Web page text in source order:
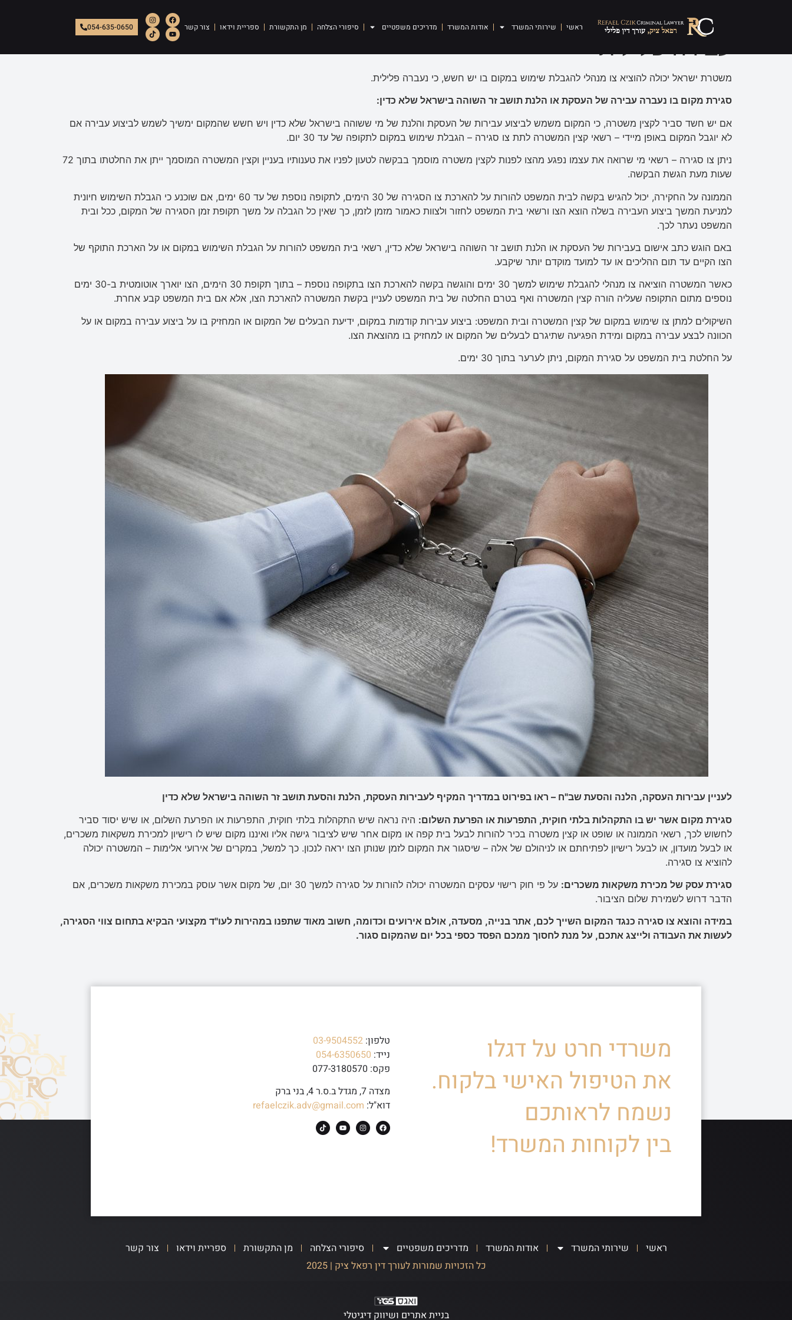
ראשי שירותי המשרד אודות המשרד מדריכים משפטיים סיפורי הצלחה מן התקשורת ספריית וידאו צור קשר 054-635-0650
המדריך המשפטי המקיף לביטול צווי סגירה של משטרת ישראל בשל
עבירה פלילית
משטרת ישראל יכולה להוציא צו מנהלי להגבלת שימוש במקום בו יש חשש, כי נעברה פלילית.
סגירת מקום בו נעברה עבירה של העסקת או הלנת תושב זר השוהה בישראל שלא כדין:
אם יש חשד סביר לקצין משטרה, כי המקום משמש לביצוע עבירות של העסקת והלנת של מי ששוהה בישראל שלא כדין ויש חשש שהמקום ימשיך לשמש לביצוע עבירה אם
לא יוגבל המקום באופן מיידי – רשאי קצין המשטרה לתת צו סגירה – הגבלת שימוש במקום לתקופה של עד 30 יום.
ניתן צו סגירה – רשאי מי שרואה את עצמו נפגע מהצו לפנות לקצין משטרה מוסמך בבקשה לטעון לפניו את טענותיו בעניין וקצין המשטרה המוסמך ייתן את החלטתו בתוך 72
שעות מעת הגשת הבקשה.
הממונה על החקירה, יכול להגיש בקשה לבית המשפט להורות על להארכת צו הסגירה של 30 הימים, לתקופה נוספת של עד 60 ימים, אם שוכנע כי הגבלת השימוש חיונית
למניעת המשך ביצוע העבירה בשלה הוצא הצו ורשאי בית המשפט לחזור ולצוות כאמור מזמן לזמן, כך שאין כל הגבלה על משך תקופת זמן הסגירה של המקום, ככל ובית
המשפט נעתר לכך.
באם הוגש כתב אישום בעבירות של העסקת או הלנת תושב זר השוהה בישראל שלא כדין, רשאי בית המשפט להורות על הגבלת השימוש במקום או על הארכת התוקף של
הצו הקיים עד תום ההליכים או עד למועד מוקדם יותר שיקבע.
כאשר המשטרה הוציאה צו מנהלי להגבלת שימוש למשך 30 ימים והוגשה בקשה להארכת הצו בתקופה נוספת – בתוך תקופת 30 הימים, הצו יוארך אוטומטית ב-30 ימים
נוספים מתום התקופה שעליה הורה קצין המשטרה ואף בטרם החלטה של בית המשפט לעניין בקשת המשטרה להארכת הצו, אלא אם בית המשפט קבע אחרת.
השיקולים למתן צו שימוש במקום של קצין המשטרה ובית המשפט: ביצוע עבירות קודמות במקום, ידיעת הבעלים של המקום או המחזיק בו על ביצוע עבירה במקום או על
הכוונה לבצע עבירה במקום ומידת הפגיעה שתיגרם לבעלים של המקום או למחזיק בו מהוצאת הצו.
על החלטת בית המשפט על סגירת המקום, ניתן לערער בתוך 30 ימים.
לעניין עבירות העסקה, הלנה והסעת שב"ח – ראו בפירוט במדריך המקיף לעבירות העסקת, הלנת והסעת תושב זר השוהה בישראל שלא כדין
סגירת מקום אשר יש בו התקהלות בלתי חוקית, התפרעות או הפרעת השלום: היה נראה שיש התקהלות בלתי חוקית, התפרעות או הפרעת השלום, או שיש יסוד סביר
לחשוש לכך, רשאי הממונה או שופט או קצין משטרה בכיר להורות לבעל בית קפה או מקום אחר שיש לציבור גישה אליו ואיננו מקום שיש לו רישיון למכירת משקאות משכרים,
או לבעל מועדון, או לבעל רישיון לפתיחתם או לניהולם של אלה – שיסגור את המקום לזמן שנותן הצו יראה לנכון. כך למשל, במקרים של אירועי אלימות – המשטרה יכולה
להוציא צו סגירה.
סגירת עסק של מכירת משקאות משכרים:
על פי חוק רישוי עסקים המשטרה יכולה להורות על סגירה למשך 30 יום, של מקום אשר עוסק במכירת משקאות משכרים, אם
הדבר דרוש לשמירת שלום הציבור.
במידה והוצא צו סגירה כנגד המקום השייך לכם, אתר בנייה, מסעדה, אולם אירועים וכדומה, חשוב מאוד שתפנו במהירות לעו"ד מקצועי הבקיא בתחום צווי הסגירה,
לעשות את העבודה ולייצג אתכם, על מנת לחסוך ממכם הפסד כספי בכל יום שהמקום סגור.
משרדי חרט על דגלו
את הטיפול האישי בלקוח.
נשמח לראותכם
בין לקוחות המשרד!
טלפון: 03-9504552
נייד: 054-6350650
פקס: 077-3180570
מצדה 7, מגדל ב.ס.ר 4, בני ברק
דוא"ל: refaelczik.adv@gmail.com
ראשי שירותי המשרד אודות המשרד מדריכים משפטיים סיפורי הצלחה מן התקשורת ספריית וידאו
צור קשר
כל הזכויות שמורות לעורך דין רפאל ציק | 2025
בניית אתרים ושיווק דיגיטלי